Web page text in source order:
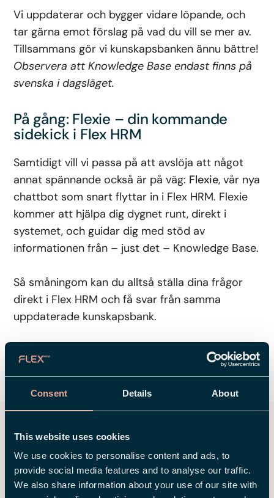
Consent Details About
This website uses cookies
We use cookies to personalise content and ads, to
provide social media features and to analyse our traffic.
We also share information about your use of our site with
Vi uppdaterar och bygger vidare löpande, och
tar gärna emot förslag på vad du vill se mer av.
Tillsammans gör vi kunskapsbanken ännu bättre!
Observera att Knowledge Base endast finns på
svenska i dagsläget.
På gång: Flexie – din kommande
sidekick i Flex HRM
Samtidigt vill vi passa på att avslöja att något
annat spännande också är på väg: Flexie, vår nya
chattbot som snart flyttar in i Flex HRM. Flexie
kommer att hjälpa dig dygnet runt, direkt i
systemet, och guidar dig med stöd av
informationen från – just det – Knowledge Base.
Så småningom kan du alltså ställa dina frågor
direkt i Flex HRM och få svar från samma
uppdaterade kunskapsbank.
Våra senaste nyheter